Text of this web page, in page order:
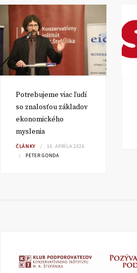
Potrebujeme viac ľudí
so znalosťou základov
ekonomického
myslenia
ČLÁNKY
16. APRÍLA 2026
PETER GONDA